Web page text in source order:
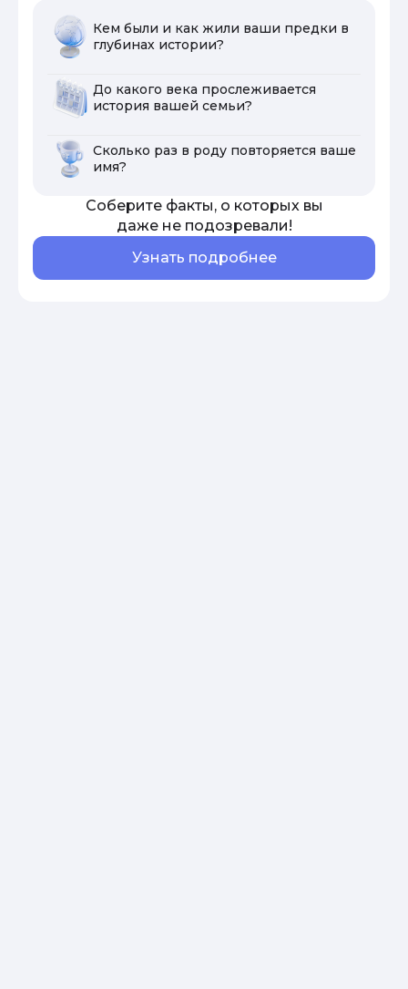
Кем были и как жили ваши предки в
глубинах истории?
До какого века прослеживается
история вашей семьи?
Сколько раз в роду повторяется ваше
имя?
Соберите факты, о которых вы
даже не подозревали!
Узнать подробнее